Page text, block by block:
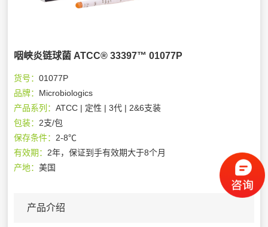
咽峡炎链球菌 ATCC® 33397™ 01077P
货号：01077P
品牌： Microbiologics
产品系列：ATCC | 定性 | 3代 | 2&6支装
包装： 2支/包
保存条件： 2-8℃
有效期： 2年，保证到手有效期大于8个月
产地：美国
产品介绍